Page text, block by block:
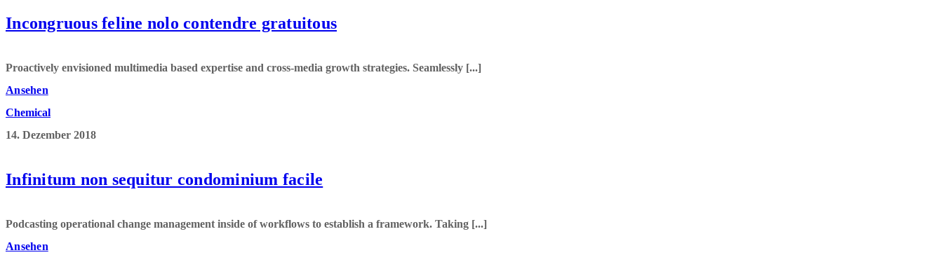
Incongruous feline nolo contendre gratuitous
Proactively envisioned multimedia based expertise and cross-media growth strategies. Seamlessly [...]
Ansehen
Chemical
14. Dezember 2018
Infinitum non sequitur condominium facile
Podcasting operational change management inside of workflows to establish a framework. Taking [...]
Ansehen